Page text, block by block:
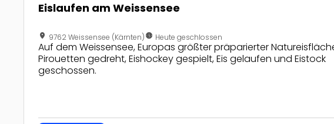
Eislaufen am Weissensee
location_on 9762 Weissensee (Kärnten)nest_clock_farsight_analog Heute geschlossen
Auf dem Weissensee, Europas größter präparierter
Pirouetten gedreht, Eishockey gespielt, Eis gelaufen und Eistock
geschossen.